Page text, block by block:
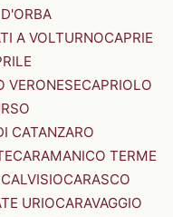
A VOLTURNOCAPRIE
VERONESECAPRIOLO
CATANZARO
CARAMANICO TERME
CARASCO
URIOCARAVAGGIO